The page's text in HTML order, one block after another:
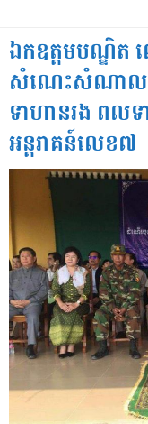
ឯកឧត្តមបណ្ឌិត
សំណេះសំណាល
ទាហានរង ពល
អន្តរាគន៍លេខ៧